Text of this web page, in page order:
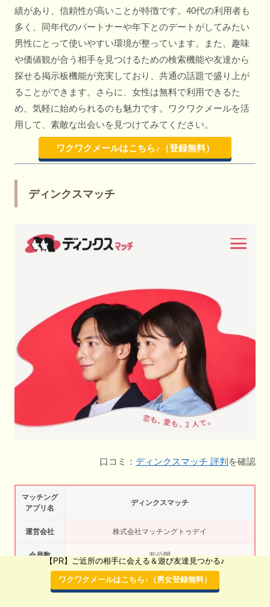
績があり、信頼性が高いことが特徴です。40代の利用者も
多く、同年代のパートナーや年下とのデートがしてみたい
男性にとって使いやすい環境が整っています。また、趣味
や価値観が合う相手を見つけるための検索機能や友達から
探せる掲示板機能が充実しており、共通の話題で盛り上が
ることができます。さらに、女性は無料で利用できるた
め、気軽に始められるのも魅力です。ワクワクメールを活
用して、素敵な出会いを見つけてみてください。
ワクワクメールはこちら♪（登録無料）
ディンクスマッチ
口コミ： ディンクスマッチ 評判 を確認
マッチング
アプリ名
ディンクスマッチ
運営会社 株式会社マッチングトゥデイ
会員数 非公開
友活から始める恋活アプリ
【PR】ご近所の相手に会える＆遊び友達見つかる♪
ワクワクメールはこちら♪（男女登録無料）